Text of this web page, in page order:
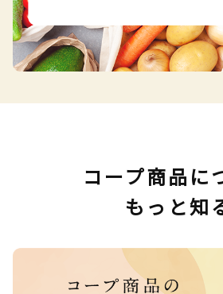
コープ商品に
もっと知